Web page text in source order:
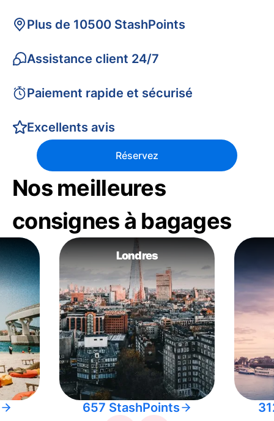
Plus de 10500 StashPoints
Assistance client 24/7
Paiement rapide et sécurisé
Excellents avis
Réservez
Nos meilleures
consignes à bagages
Londres
657 StashPoints